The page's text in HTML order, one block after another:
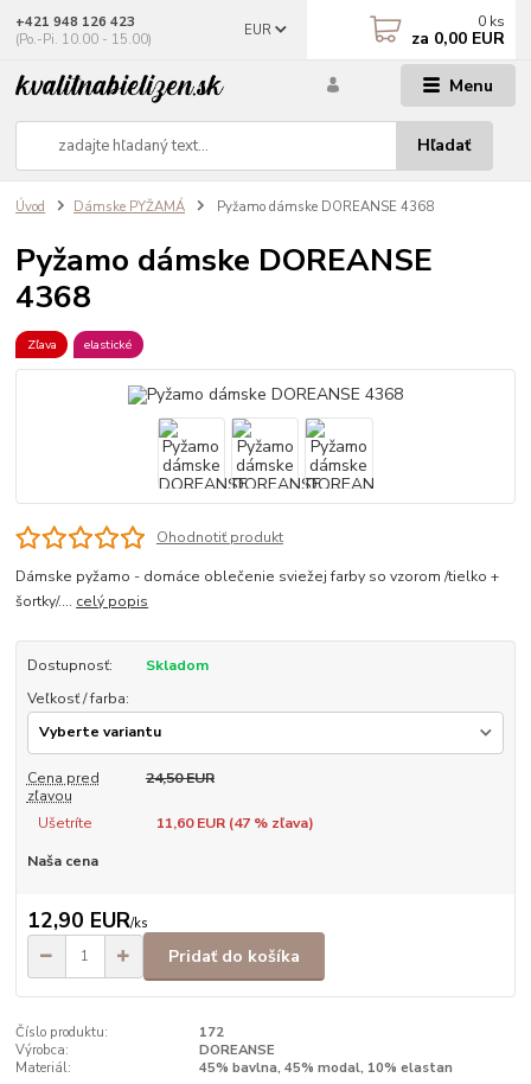
Menu
EUR
Hľadať
+421 948 126 423
(Po.-Pi. 10.00 - 15.00)
0 ks
za 0,00 EUR
Úvod Dámske PYŽAMÁ Pyžamo dámske DOREANSE 4368
Pyžamo dámske DOREANSE
4368
Zľava elastické
Ohodnotiť produkt
Dámske pyžamo - domáce oblečenie sviežej farby so vzorom /tielko +
šortky/.... celý popis
Dostupnosť:
Skladom
Veľkosť / farba:
Cena pred
zľavou
24,50 EUR
Ušetríte 11,60 EUR (47% zľava)
Naša cena
12,90 EUR/ks
Pridať do košíka
Číslo produktu:
172
Výrobca:
DOREANSE
Materiál:
45% bavlna, 45% modal, 10% elastan